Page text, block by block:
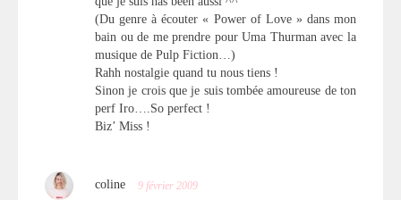
(Du genre à écouter « Power of Love » dans mon
bain ou de me prendre pour Uma Thurman avec la
musique de Pulp Fiction…)
Rahh nostalgie quand tu nous tiens !
Sinon je crois que je suis tombée amoureuse de ton
perf Iro….So perfect !
Biz’ Miss !
coline 9 février 2009